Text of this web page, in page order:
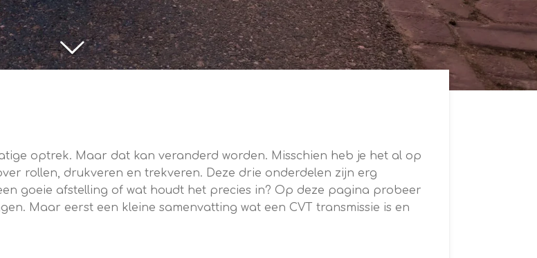
optrek. Maar dat kan veranderd worden. Misschien heb je het al op
rollen, drukveren en trekveren. Deze drie onderdelen zijn erg
goeie afstelling of wat houdt het precies in? Op deze pagina probeer
Maar eerst een kleine samenvatting wat een CVT transmissie is en